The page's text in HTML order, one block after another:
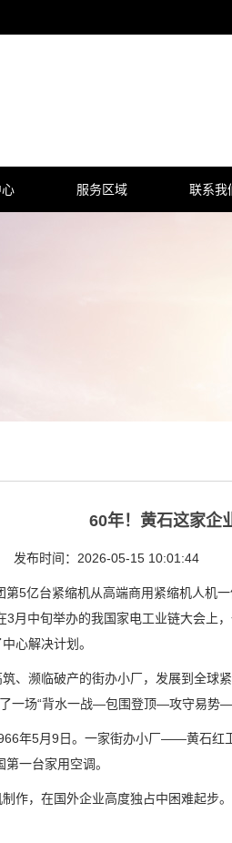
服务区域 联系我
60年！黄石这家企
发布时间：2026-05-15 10:01:44
亿台紧缩机从高端商用紧缩机人机一
3月中旬举办的我国家电工业链大会
心解决计划。
濒临破产的街办小厂，发展到全球
一场“背水一战—包围登顶—攻守易势—
5月9日。一家街办小厂——黄石红卫
一台家用空调。
，在国外企业高度独占中困难起步